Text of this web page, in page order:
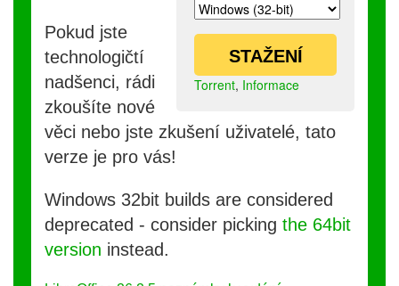
STAŽENÍ
Torrent, Informace
Pokud jste
technologičtí
nadšenci, rádi
zkoušíte nové
věci nebo jste zkušení uživatelé, tato
verze je pro vás!
Windows 32bit builds are considered
deprecated - consider picking the 64bit
version instead.